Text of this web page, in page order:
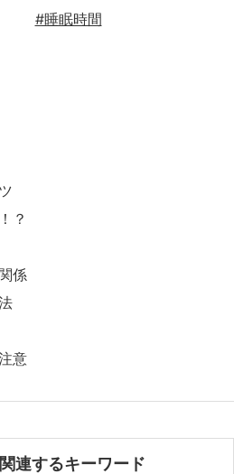
#睡眠時間
？
係
意
連するキーワード